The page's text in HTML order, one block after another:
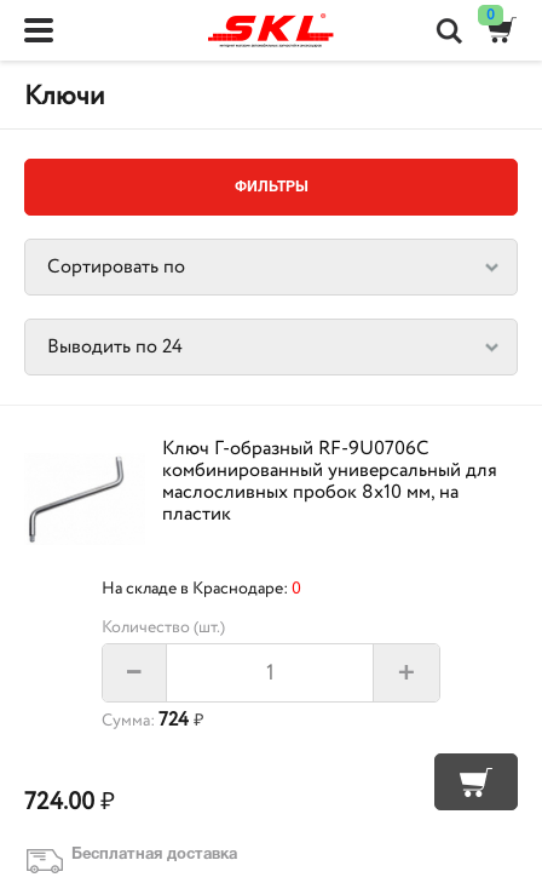
0
Ключи
ФИЛЬТРЫ
Ключ Г-образный RF-9U0706C
комбинированный универсальный для
маслосливных пробок 8х10 мм, на
пластик
На складе в Краснодаре: 0
Количество (шт.)
– +
Сумма: 724 ₽
724.00₽
Бесплатная доставка